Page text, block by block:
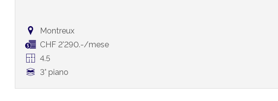
Montreux
CHF 2'290.-/mese
4.5
3° piano